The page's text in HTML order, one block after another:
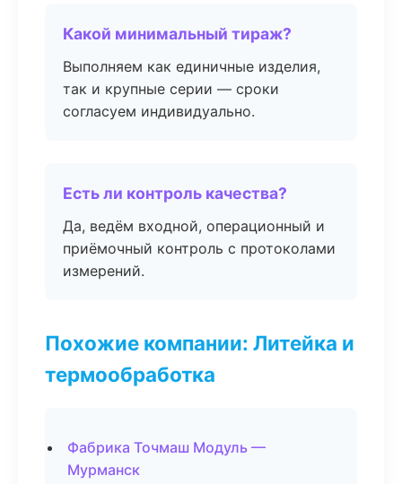
Какой минимальный тираж?
Выполняем как единичные изделия,
так и крупные серии — сроки
согласуем индивидуально.
Есть ли контроль качества?
Да, ведём входной, операционный и
приёмочный контроль с протоколами
измерений.
Похожие компании: Литейка и
термообработка
Фабрика Точмаш Модуль —
Мурманск